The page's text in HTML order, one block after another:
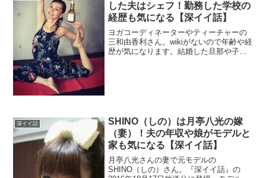
した夫はシェフ！勤務した学校の
経歴も気になる【深イイ話】
ヨガコーディネーターやティーチャーの
三和由香利さん。wikiがないので年齢や経
歴が気になります。結婚した旦那や子供
深イイ話
SHINO（しの）は月亭八光の嫁
（妻）！夫の年収や娘がモデルと
家も気になる【深イイ話】
月亭八光さんの妻で元モデルの
SHINO（しの）さん。『深イイ話』の